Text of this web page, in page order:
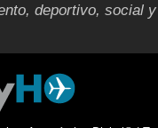
deportivo, social